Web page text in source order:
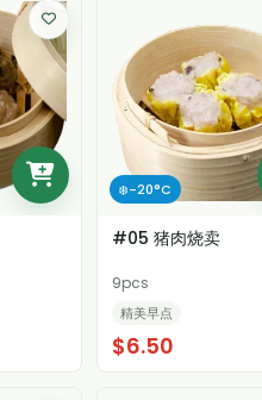
❄️-20°C
#05 猪肉烧卖
9pcs
精美早点
$6.50